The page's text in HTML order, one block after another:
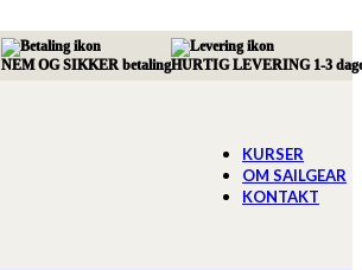
NEM OG SIKKER betalingHURTIG LEVERING 1-3
KURSER
OM SAILGEAR
KONTAKT